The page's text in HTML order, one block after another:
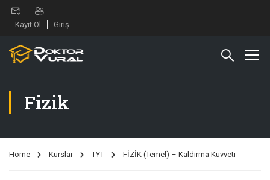
Kayıt Ol Giriş
Fizik
Home Kurslar TYT FİZİK (Temel) – Kaldırma Kuvveti